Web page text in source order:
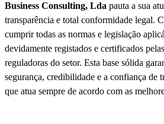
Business Consulting, Lda pauta a sua
transparência e total conformidade legal.
cumprir todas as normas e legislação
devidamente registados e certificados
reguladoras do setor. Esta base sólida
segurança, credibilidade e a confiança de
que atua sempre de acordo com as